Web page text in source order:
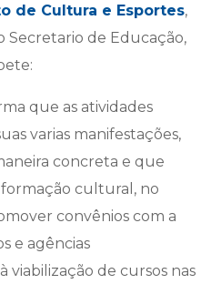
de Cultura e Esportes,
de Educação,
que as atividades
varias manifestações,
concreta e que
cultural, no
convênios com a
e agências
viabilização de cursos nas